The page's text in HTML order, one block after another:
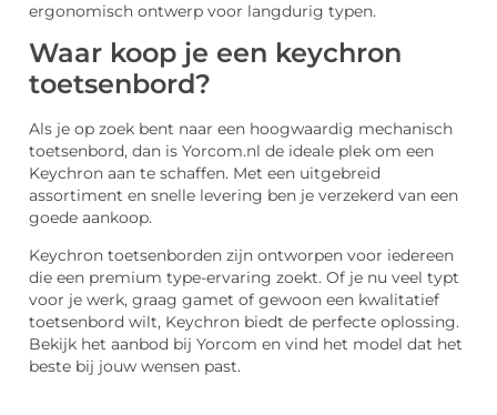
ergonomisch ontwerp voor langdurig typen.
Waar koop je een keychron
toetsenbord?
Als je op zoek bent naar een hoogwaardig mechanisch
toetsenbord, dan is Yorcom.nl de ideale plek om een
Keychron aan te schaffen. Met een uitgebreid
assortiment en snelle levering ben je verzekerd van een
goede aankoop.
Keychron toetsenborden zijn ontworpen voor iedereen
die een premium type-ervaring zoekt. Of je nu veel typt
voor je werk, graag gamet of gewoon een kwalitatief
toetsenbord wilt, Keychron biedt de perfecte oplossing.
Bekijk het aanbod bij Yorcom en vind het model dat het
beste bij jouw wensen past.